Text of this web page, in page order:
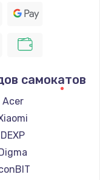
самокатов
Acer